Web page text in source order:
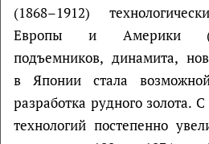
(1868–1912)
Европы и Америки
подъемников, динамита,
в Японии стала
разработка рудного золота.
технологий постепенно